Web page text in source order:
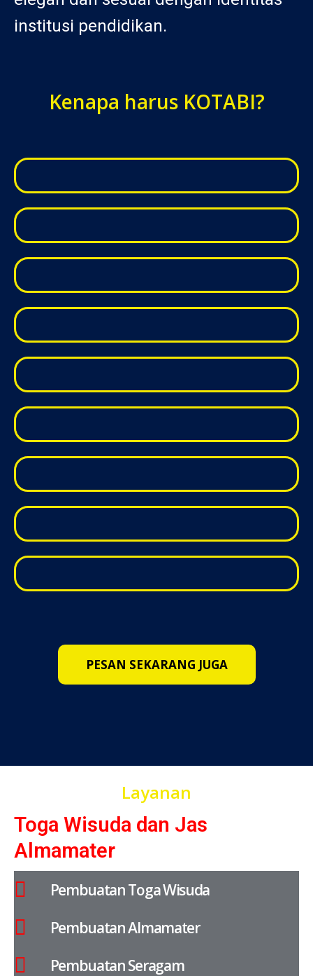
institusi pendidikan.
Kenapa harus KOTABI?
PESAN SEKARANG JUGA
Layanan
Toga Wisuda dan Jas
Almamater
Pembuatan Toga Wisuda
Pembuatan Almamater
Pembuatan Seragam